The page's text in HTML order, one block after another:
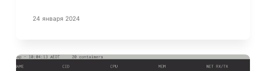
24 января 2024